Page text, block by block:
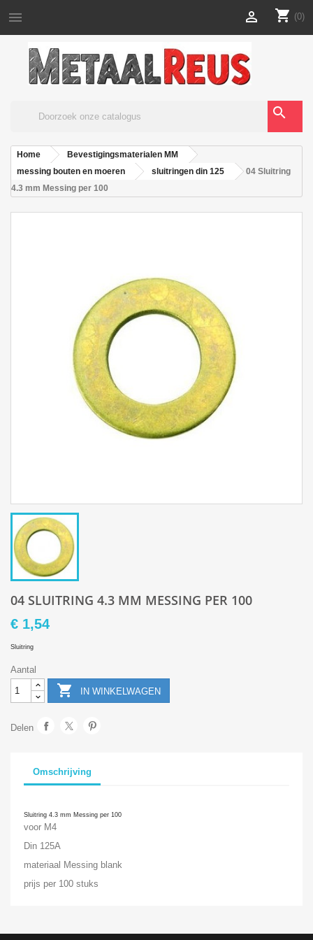
 shopping_cart (0)

search
Home
Bevestigingsmaterialen MM
messing bouten en moeren
sluitringen din 125
04 Sluitring
4.3 mm Messing per 100
04 SLUITRING 4.3 MM MESSING PER 100
€ 1,54
Sluitring
Aantal
 IN WINKELWAGEN
Delen
Omschrijving
Sluitring 4.3 mm Messing per 100
voor M4
Din 125A
materiaal Messing blank
prijs per 100 stuks